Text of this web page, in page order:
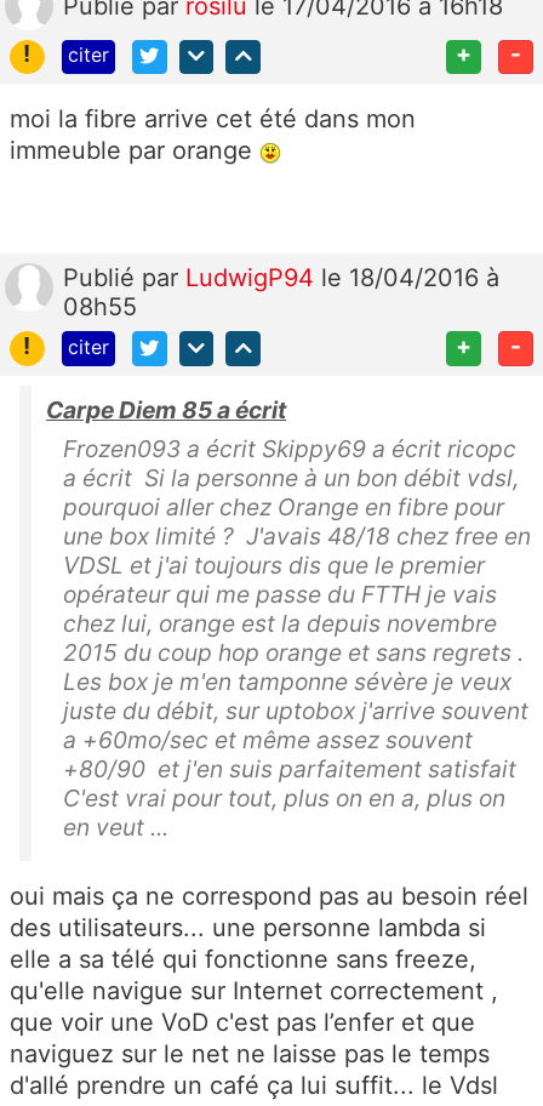
!
citer + -
moi la fibre arrive cet été dans mon
immeuble par orange
Publié par LudwigP94 le 18/04/2016 à
08h55
!
citer + -
Carpe Diem 85 a écrit
Frozen093 a écrit Skippy69 a écrit ricopc
a écrit Si la personne à un bon débit vdsl,
pourquoi aller chez Orange en fibre pour
une box limité ? J'avais 48/18 chez free en
VDSL et j'ai toujours dis que le premier
opérateur qui me passe du FTTH je vais
chez lui, orange est la depuis novembre
2015 du coup hop orange et sans regrets .
Les box je m'en tamponne sévère je veux
juste du débit, sur uptobox j'arrive souvent
a +60mo/sec et même assez souvent
+80/90 et j'en suis parfaitement satisfait
C'est vrai pour tout, plus on en a, plus on
en veut ...
oui mais ça ne correspond pas au besoin réel
des utilisateurs... une personne lambda si
elle a sa télé qui fonctionne sans freeze,
qu'elle navigue sur Internet correctement ,
que voir une VoD c'est pas l’enfer et que
naviguez sur le net ne laisse pas le temps
d'allé prendre un café ça lui suffit... le Vdsl